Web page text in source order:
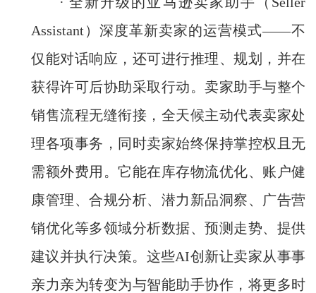
Assistant）深度革新卖家的运营模式——不
仅能对话响应，还可进行推理、规划，并在
获得许可后协助采取行动。卖家助手与整个
销售流程无缝衔接，全天候主动代表卖家处
理各项事务，同时卖家始终保持掌控权且无
需额外费用。它能在库存物流优化、账户健
康管理、合规分析、潜力新品洞察、广告营
销优化等多领域分析数据、预测走势、提供
建议并执行决策。这些AI创新让卖家从事事
亲力亲为转变为与智能助手协作，将更多时